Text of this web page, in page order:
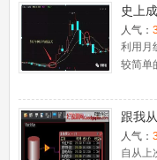
史上
入法
牛股
人气：
利用月
较简
跟我
股票
人气：
自从上